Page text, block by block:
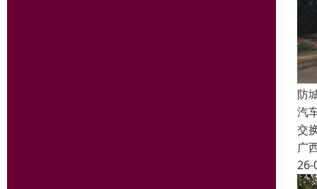
防
汽
交
广
26-